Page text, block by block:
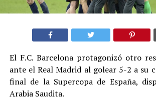
El F.C. Barcelona protagonizó otro
ante el Real Madrid al golear 5-2 a su
final de la Supercopa de España,
Arabia Saudita.